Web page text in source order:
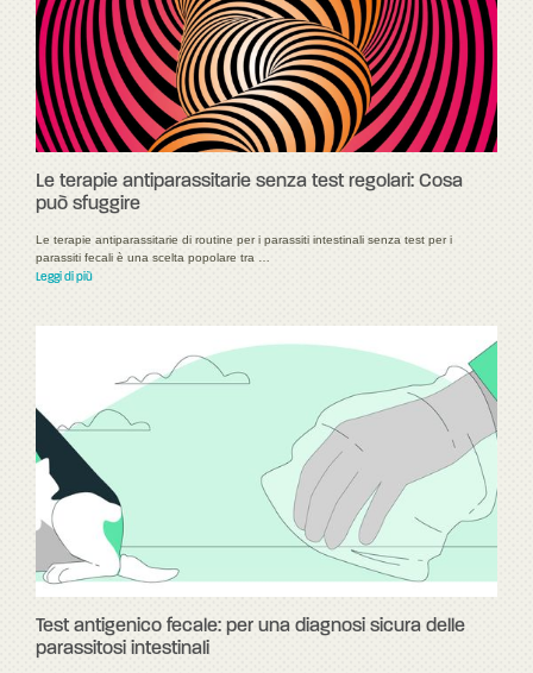
Le terapie antiparassitarie senza test regolari: Cosa
può sfuggire
Le terapie antiparassitarie di routine per i parassiti intestinali senza test per i
parassiti fecali è una scelta popolare tra …
Leggi di più
Test antigenico fecale: per una diagnosi sicura delle
parassitosi intestinali